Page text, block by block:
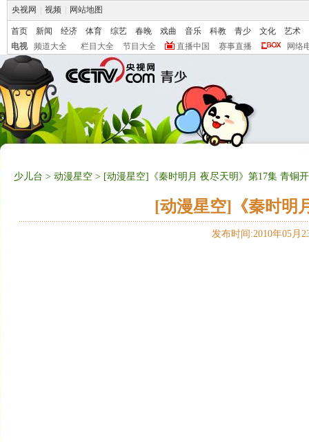
央视网 视频 网站地图
首页 新闻 经济 体育 综艺 春晚 戏曲 音乐 科教 青少 文化
艺术
电视
频道大全 栏目大全 节目大全 直播中国 赛事直播 网络
少儿台 > 动漫星空 > [动漫星空]《秦时明月 夜尽天明》第17集 青铜
[动漫星空]《秦时明
发布时间:2010年05月